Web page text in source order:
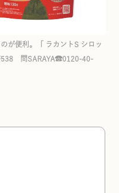
が便利。「 ラカントS シロッ
問SARAYA☎0120-40-